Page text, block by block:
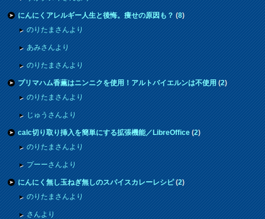
にんにくアレルギー人生と後悔。痩せの原因も？(8)
のりたまさんより
あみさんより
のりたまさんより
プリマハム香薫はニンニクを使用！アルトバイエルンは不使用(2)
のりたまさんより
じゅうさんより
calc切り取り挿入を簡単にする拡張機能／LibreOffice(2)
のりたまさんより
プーーさんより
にんにく無し玉ねぎ無しのスパイスカレーレシピ(2)
のりたまさんより
さんより